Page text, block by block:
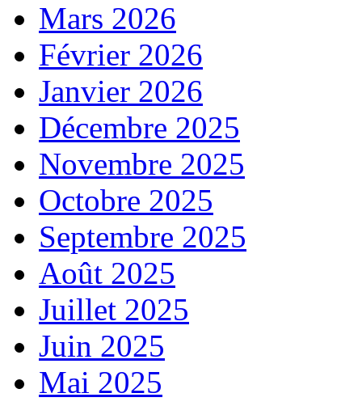
Mars 2026
Février 2026
Janvier 2026
Décembre 2025
Novembre 2025
Octobre 2025
Septembre 2025
Août 2025
Juillet 2025
Juin 2025
Mai 2025